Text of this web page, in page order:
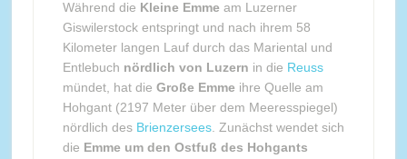
Während die Kleine Emme am Luzerner
Giswilerstock entspringt und nach ihrem 58
Kilometer langen Lauf durch das Mariental und
Entlebuch nördlich von Luzern in die Reuss
mündet, hat die Große Emme ihre Quelle am
Hohgant (2197 Meter über dem Meeresspiegel)
nördlich des Brienzersees. Zunächst wendet sich
die Emme um den Ostfuß des Hohgants